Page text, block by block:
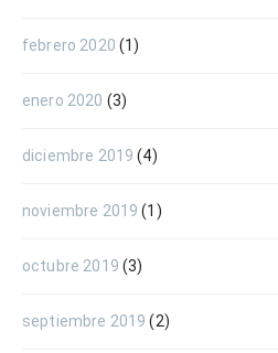
febrero 2020 (1)
enero 2020 (3)
diciembre 2019 (4)
noviembre 2019 (1)
octubre 2019 (3)
septiembre 2019 (2)